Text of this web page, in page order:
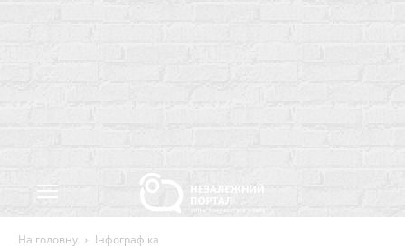
На головну Інфографіка